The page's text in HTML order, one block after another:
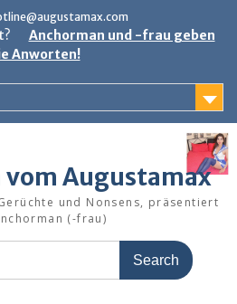
Anchorman und -frau geben
Anworten!
Augustamax
und Nonsens, präsentiert
(-frau)